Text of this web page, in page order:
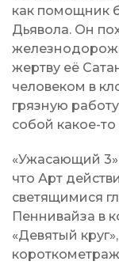
как помощник
Дьявола. Он
жертву её
человеком в
грязную
собой какое-
«Ужасающий
что Арт
светящимися
Пеннивайза в
«Девятый